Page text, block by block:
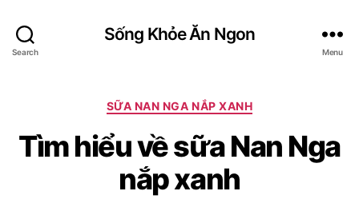
Search
Sống Khỏe Ăn Ngon
Menu
Categories
SỮA NAN NGA NẮP XANH
Tìm hiểu về sữa Nan Nga
nắp xanh